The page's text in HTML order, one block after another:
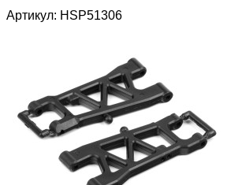
Артикул: HSP51306